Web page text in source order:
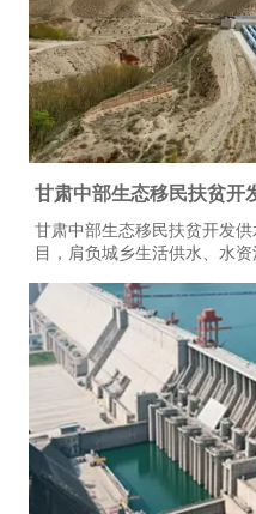
甘肃中部生态移民扶贫开
方案
甘肃中部生态移民扶贫开发
目，肩负城乡生活供水、水
备稳定性、调度智能化、节能